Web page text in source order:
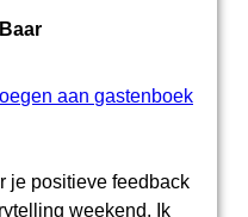
aan gastenboek
je positieve feedback
weekend. Ik